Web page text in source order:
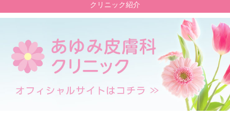
クリニック紹介